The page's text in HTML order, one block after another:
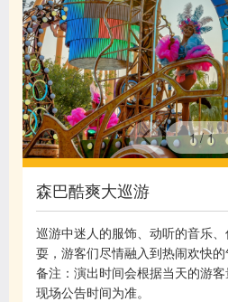
1/1
森巴酷爽大巡游
巡游中迷人的服饰、动听的音乐
耍，游客们尽情融入到热闹欢快的
备注：演出时间会根据当天的游
现场公告时间为准。